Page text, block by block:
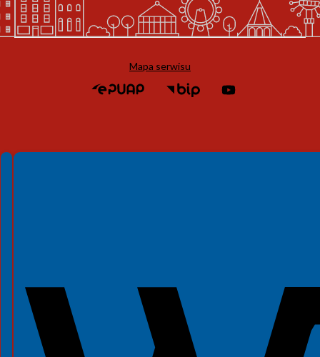
Mapa serwisu
Spełniamy standardy WCAG 2.2
Spełniamy standardy W3C